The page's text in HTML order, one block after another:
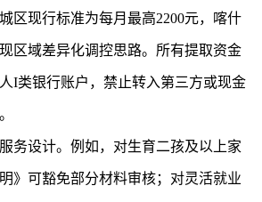
区现行标准为每月最高2200元，喀什
区域差异化调控思路。所有提取资金
I类银行账户，禁止转入第三方或现金
务设计。例如，对生育二孩及以上家
》可豁免部分材料审核；对灵活就业